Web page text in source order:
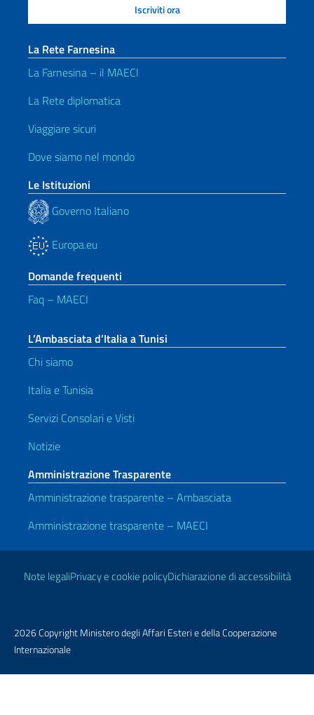
La Rete Farnesina
La Farnesina – il MAECI
La Rete diplomatica
Viaggiare sicuri
Dove siamo nel mondo
Le Istituzioni
Governo Italiano
Europa.eu
Domande frequenti
Faq – MAECI
L’Ambasciata d’Italia a Tunisi
Chi siamo
Italia e Tunisia
Servizi Consolari e Visti
Notizie
Amministrazione Trasparente
Amministrazione trasparente – Ambasciata
Amministrazione trasparente – MAECI
Link Utili
Note legaliPrivacy e cookie policyDichiarazione di accessibilità
2026 Copyright Ministero degli Affari Esteri e della Cooperazione
Internazionale